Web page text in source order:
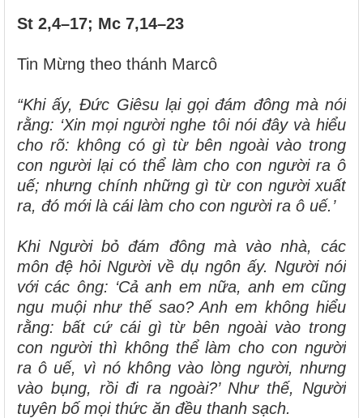
St 2,4–17; Mc 7,14–23
Tin Mừng theo thánh Marcô
“Khi ấy, Đức Giêsu lại gọi đám đông mà nói
rằng: ‘Xin mọi người nghe tôi nói đây và hiểu
cho rõ: không có gì từ bên ngoài vào trong
con người lại có thể làm cho con người ra ô
uế; nhưng chính những gì từ con người xuất
ra, đó mới là cái làm cho con người ra ô uế.’
Khi Người bỏ đám đông mà vào nhà, các
môn đệ hỏi Người về dụ ngôn ấy. Người nói
với các ông: ‘Cả anh em nữa, anh em cũng
ngu muội như thế sao? Anh em không hiểu
rằng: bất cứ cái gì từ bên ngoài vào trong
con người thì không thể làm cho con người
ra ô uế, vì nó không vào lòng người, nhưng
vào bụng, rồi đi ra ngoài?’ Như thế, Người
tuyên bố mọi thức ăn đều thanh sạch.